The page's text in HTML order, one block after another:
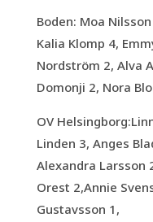
Boden: Moa
Kalia Klomp 4,
Nordström 2, Alva
Domonji 2, Nora
OV
Linden 3, Anges
Alexandra Larsson
Orest 2,Annie
Gustavsson 1,